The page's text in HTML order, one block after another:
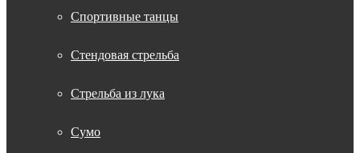
Спортивные танцы
Стендовая стрельба
Стрельба из лука
Сумо